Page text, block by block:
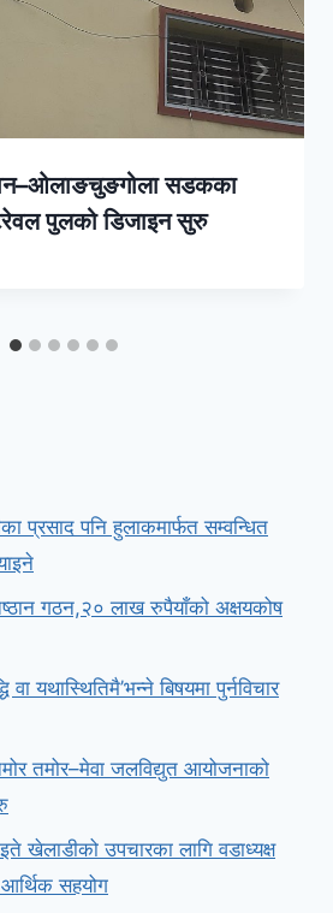
सडकका
पुलको डिजाइन सुरु
प्रसाद पनि हुलाकमार्फत सम्वन्धित
गठन,२० लाख रुपैयाँको अक्षयकोष
वा यथास्थितिमै’भन्ने बिषयमा पुर्नविचार
तमोर–मेवा जलविद्युत आयोजनाको
खेलाडीको उपचारका लागि वडाध्यक्ष
आर्थिक सहयोग